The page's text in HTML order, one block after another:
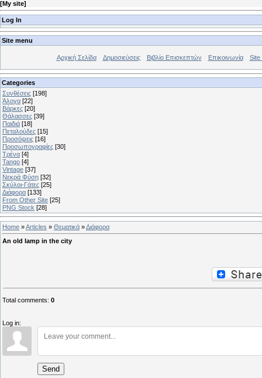
[My site]
Log In
Site menu
Αρχική Σελίδα Δημοσιεύσεις Βιβλίο Επισκεπτών Επικοινωνία Site
Categories
Συνθέσεις [198]
Άλογα [22]
Βάρκες [20]
Θάλασσες [39]
Παιδιά [18]
Πεταλούδες [15]
Προσόψεις [16]
Προσωπογραφίες [30]
Τρένα [4]
Tango [4]
Vintage [37]
Νεκρά Φύση [32]
Σκύλοι-Γάτες [25]
Διάφορα [133]
From Other Site [25]
PNG Stock [28]
Home »Articles » Θεματικά »Διάφορα
An old lamp in the city
Total comments: 0
Log in:
Send